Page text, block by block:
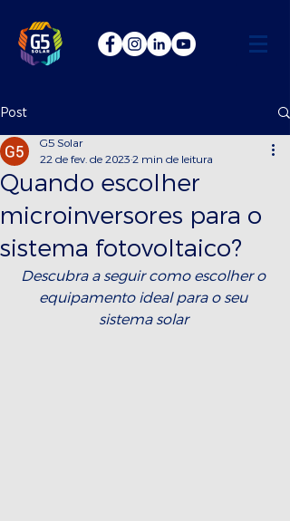
Post
Quando escolher
microinversores para o
sistema fotovoltaico?
G5 Solar
22 de fev. de 20232 min de leitura
Descubra a seguir como escolher o
equipamento ideal para o seu
sistema solar